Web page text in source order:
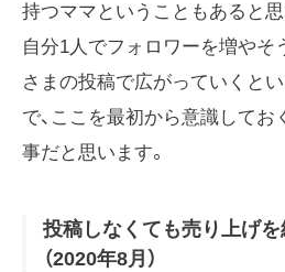
持つママということもあると思
自分1人でフォロワーを増やそ
さまの投稿で広がっていくと
で、ここを最初から意識して
事だと思います。
投稿しなくても売り上げ
（2020年8月）